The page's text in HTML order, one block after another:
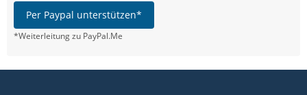
Per Paypal unterstützen*
*Weiterleitung zu PayPal.Me